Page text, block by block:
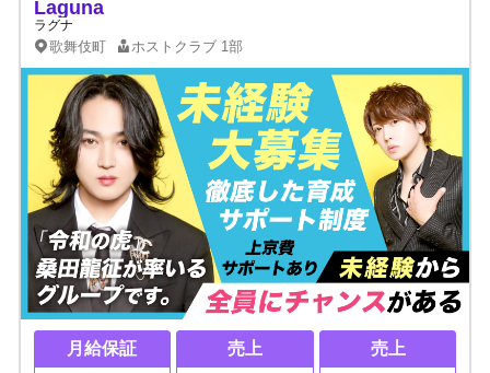
Laguna
ラグナ
歌舞伎町 ホストクラブ 1部
月給保証 売上 売上